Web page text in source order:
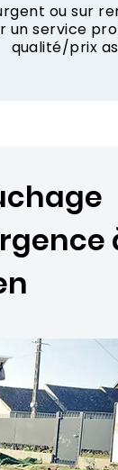
ou sur
un service
qualité/prix